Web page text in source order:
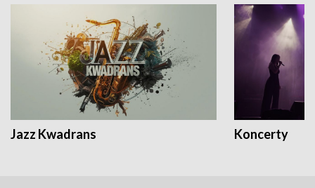
Jazz Kwadrans Koncerty